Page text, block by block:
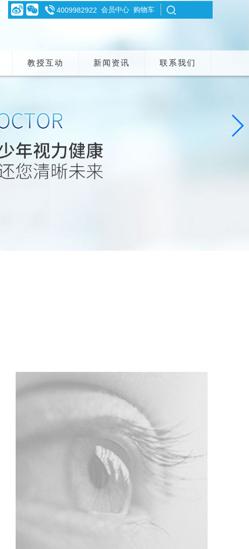
4009982922 会员中心 购物车
教授互动 新闻资讯 联系我们